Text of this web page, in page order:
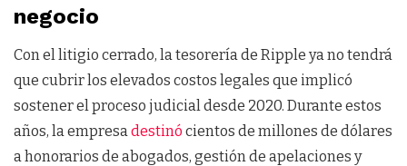
negocio
Con el litigio cerrado, la tesorería de Ripple ya no tendrá
que cubrir los elevados costos legales que implicó
sostener el proceso judicial desde 2020. Durante estos
años, la empresadestinó cientos de millones de dólares
a honorarios de abogados, gestión de apelaciones y